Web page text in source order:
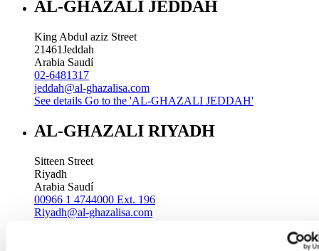
AL-GHAZALI JEDDAH
King Abdul aziz Street
21461Jeddah
Arabia Saudí
02-6481317
jeddah@al-ghazalisa.com
See details Go to the 'AL-GHAZALI JEDDAH'
AL-GHAZALI RIYADH
Sitteen Street
Riyadh
Arabia Saudí
00966 1 4744000 Ext. 196
Riyadh@al-ghazalisa.com